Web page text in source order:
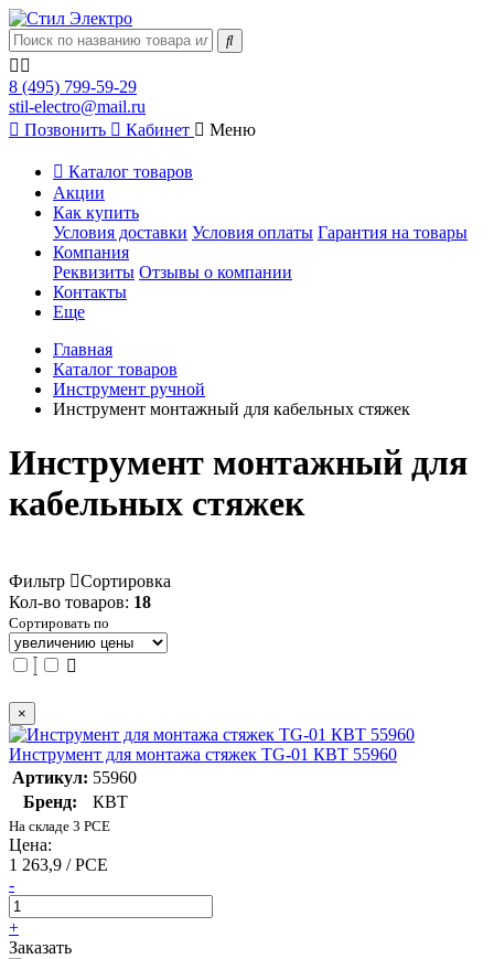
8 (495) 799-59-29
stil-electro@mail.ru
Позвонить
Кабинет Меню
Каталог товаров
Акции
Как купить
Условия доставки Условия оплаты Гарантия на товары
Компания
Реквизиты Отзывы о компании
Контакты
Еще
Главная
Каталог товаров
Инструмент ручной
Инструмент монтажный для кабельных стяжек
Инструмент монтажный для
кабельных стяжек
Фильтр
Сортировка
Кол-во товаров: 18
Сортировать по
×
Инструмент для монтажа стяжек TG-01 КВТ 55960
Артикул: 55960
Бренд:
КВТ
На складе 3 PCE
Цена:
1 263,9 / PCE
-
+
Заказать